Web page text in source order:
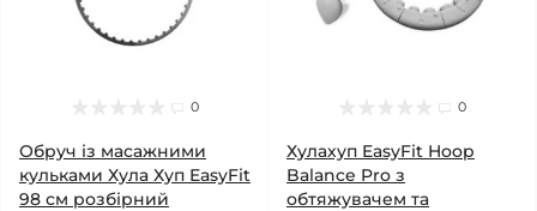
0
Обруч із масажними
кульками Хула Хуп EasyFit
98 см розбірний
0
Хулахуп EasyFit Hoop
Balance Pro з
обтяжувачем та